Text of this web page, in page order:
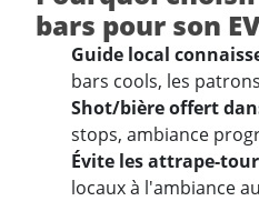
bars pour son
Guide local
bars cools, les
Shot/bière offert
stops, ambiance
Évite les attrape-
locaux à l'ambiance